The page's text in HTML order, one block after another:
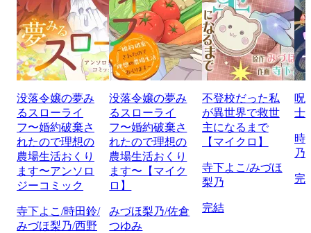
没落令嬢の夢み
るスローライ
フ〜婚約破棄さ
れたので理想の
農場生活おくり
ます〜アンソロ
ジーコミック
寺下よこ/時田鈴/
みづほ梨乃/西野
没落令嬢の夢み
るスローライ
フ〜婚約破棄さ
れたので理想の
農場生活おくり
ます〜【マイク
ロ】
みづほ梨乃/佐倉
つゆみ
不登校だった私
が異世界で救世
主になるまで
【マイクロ】
寺下よこ/みづほ
梨乃
完結
呪
士
時
乃
完